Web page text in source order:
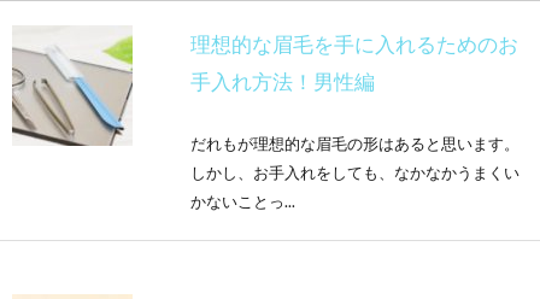
理想的な眉毛を手に入れるためのお
手入れ方法！男性編
だれもが理想的な眉毛の形はあると思います。
しかし、お手入れをしても、なかなかうまくい
かないことっ...